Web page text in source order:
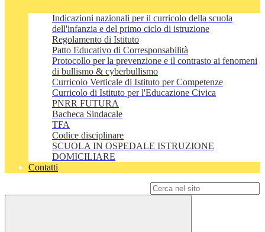
Indicazioni nazionali per il curricolo della scuola
dell'infanzia e del primo ciclo di istruzione
Regolamento di Istituto
Patto Educativo di Corresponsabilità
Protocollo per la prevenzione e il contrasto ai fenomeni
di bullismo & cyberbullismo
Curricolo Verticale di Istituto per Competenze
Curricolo di Istituto per l'Educazione Civica
PNRR FUTURA
Bacheca Sindacale
TFA
Codice disciplinare
SCUOLA IN OSPEDALE ISTRUZIONE
DOMICILIARE
Contatti